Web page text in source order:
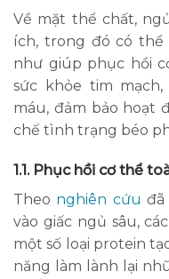
Về mặt thể chất,
ích, trong đó có
như giúp phục hồi
sức khỏe tim
máu, đảm bảo hoạt
chế tình trạng béo
1.1. Phục hồi cơ thể
Theo nghiên cứu đã
vào giấc ngủ sâu,
một số loại protein
năng làm lành lại